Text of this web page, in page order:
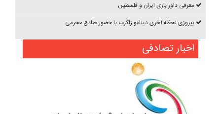
معرفی داور بازی ایران و فلسطین
پیروزی لحظه آخری دینامو زاگرب با حضور صادق محرمی
اخبار تصادفی